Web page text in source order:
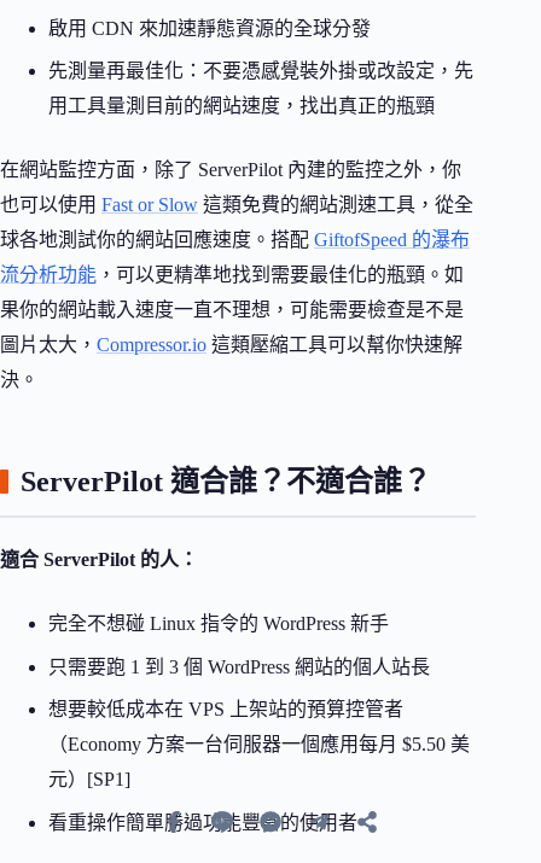
啟用 CDN 來加速靜態資源的全球分發
先測量再最佳化：不要憑感覺裝外掛或改設定，先
用工具量測目前的網站速度，找出真正的瓶頸
在網站監控方面，除了 ServerPilot 內建的監控之外，你
也可以使用 Fast or Slow 這類免費的網站測速工具，從全
球各地測試你的網站回應速度。搭配 GiftofSpeed 的瀑布
流分析功能 ，可以更精準地找到需要最佳化的瓶頸。如
果你的網站載入速度一直不理想，可能需要檢查是不是
圖片太大， Compressor.io 這類壓縮工具可以幫你快速解
決。
ServerPilot 適合誰？不適合誰？
適合 ServerPilot 的人：
完全不想碰 Linux 指令的 WordPress 新手
只需要跑 1 到 3 個 WordPress 網站的個人站長
想要較低成本在 VPS 上架站的預算控管者
（Economy 方案一台伺服器一個應用每月 $5.50 美
元）[SP1]
看重操作簡單勝過功能豐富的使用者